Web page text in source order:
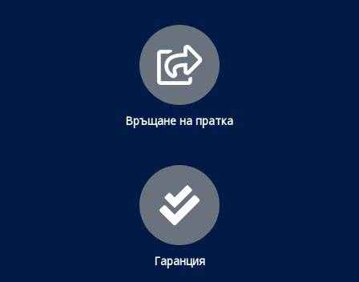
Връщане на пратка
Гаранция